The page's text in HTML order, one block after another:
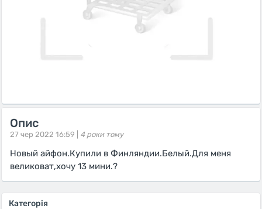
Опис
27 чер 2022 16:59 | 4 роки тому
Новый айфон.Купили в Финляндии.Белый.Для меня
великоват,хочу 13 мини.?
Категорія